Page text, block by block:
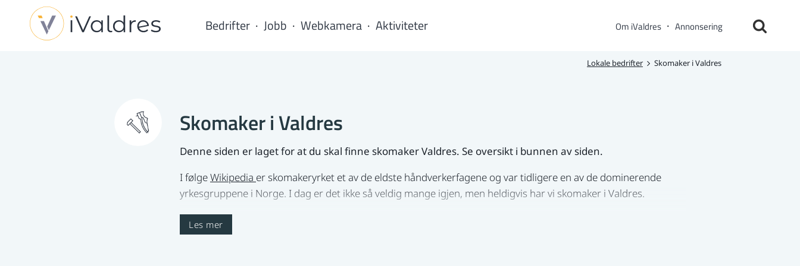
Bedrifter Jobb Webkamera Aktiviteter Om iValdres Annonsering
Lokale bedrifter Skomaker i Valdres
Skomaker i Valdres
Denne siden er laget for at du skal finne skomaker Valdres. Se oversikt i bunnen av siden.
I følgeWikipedia er skomakeryrket et av de eldste håndverkerfagene og var tidligere en av de dominerende
yrkesgruppene i Norge. I dag er det ikke så veldig mange igjen, men heldigvis har vi skomaker i Valdres.
Hva gjør en skomaker?
Les mer